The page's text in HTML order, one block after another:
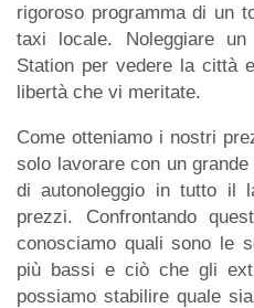
rigoroso programma di un
taxi locale. Noleggiare
Station per vedere la città
libertà che vi meritate.
Come otteniamo i nostri
solo lavorare con un
di autonoleggio in tutto il
prezzi. Confrontando
conosciamo quali sono le
più bassi e ciò che gli
possiamo stabilire quale